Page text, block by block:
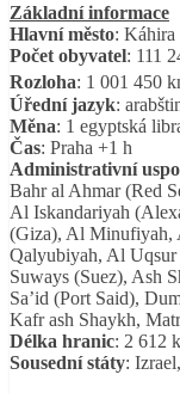
Základní informace
Hlavní město: Káhira
Počet obyvatel: 111
Rozloha: 1 001 450
Úřední jazyk:
Měna: 1 egyptská
Čas: Praha +1 h
Administrativní
Bahr al Ahmar (Red
Al Iskandariyah
(Giza), Al Minufiyah,
Qalyubiyah, Al
Suways (Suez), Ash
Sa’id (Port Said),
Kafr ash Shaykh,
Délka hranic: 2 612
Sousední státy: